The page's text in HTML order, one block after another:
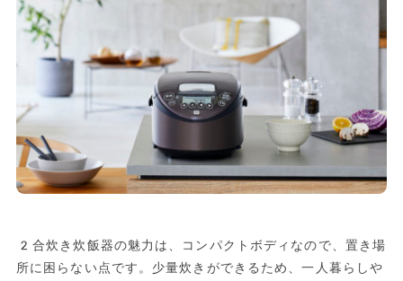
2合炊き炊飯器の魅力は、コンパクトボディなので、置き場
所に困らない点です。少量炊きができるため、一人暮らしや